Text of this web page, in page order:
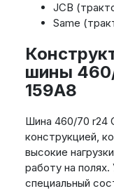
JCB
Same
шины
159A8
Шина 460/70 r24
конструкцией,
высокие
работу на
специальный